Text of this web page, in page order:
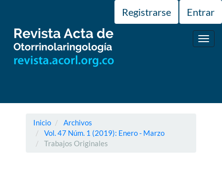
principal
Barra
lateral
Registrarse Entrar
Inicio
Archivos
Vol. 47 Núm. 1 (2019): Enero - Marzo
Trabajos Originales